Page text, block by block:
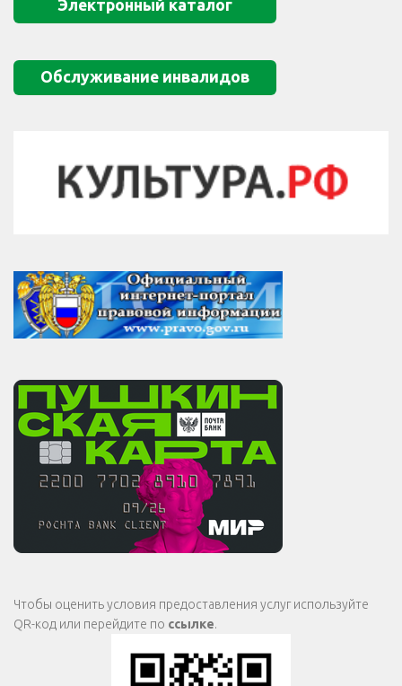
Электронный каталог
Обслуживание инвалидов
Чтобы оценить условия предоставления услуг используйте
QR-код или перейдите по ссылке.